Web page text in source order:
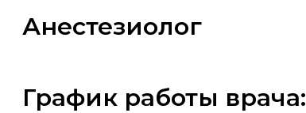
Анестезиолог
График работы врача: